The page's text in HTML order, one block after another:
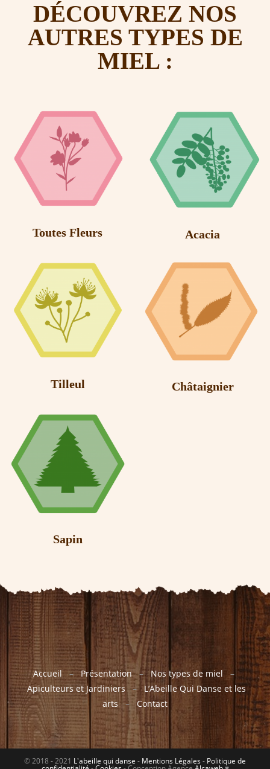
DÉCOUVREZ NOS
AUTRES TYPES DE
MIEL :
Toutes Fleurs Acacia
Tilleul Châtaignier
Sapin
Accueil–Présentation–Nos types de miel –
Apiculteurs et Jardiniers –L’Abeille Qui Danse et les
arts – Contact
© 2018 - 2021 L'abeille qui danse - Mentions Légales- Politique de